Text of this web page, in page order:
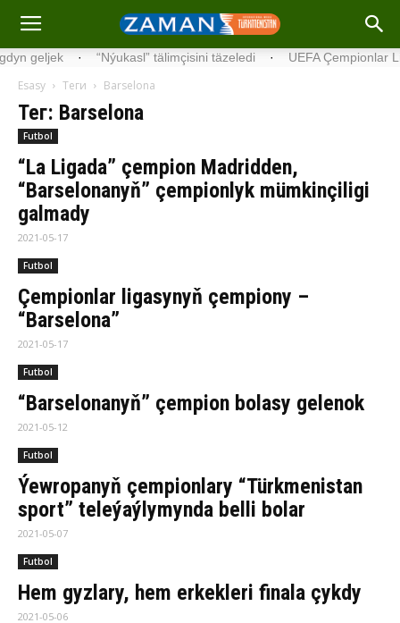
· “Nýukasl” tälimçisini täzeledi · UEFA Çempionlar
Esasy Теги Barselona
Тег: Barselona
Futbol
“La Ligada” çempion Madridden,
“Barselonanyň” çempionlyk mümkinçiligi
galmady
2021-05-17
Futbol
Çempionlar ligasynyň çempiony –
“Barselona”
2021-05-17
Futbol
“Barselonanyň” çempion bolasy gelenok
2021-05-12
Futbol
Ýewropanyň çempionlary “Türkmenistan
sport” teleýaýlymynda belli bolar
2021-05-07
Futbol
Hem gyzlary, hem erkekleri finala çykdy
2021-05-06